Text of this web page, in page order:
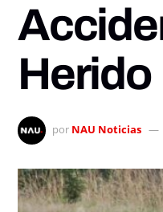
Herido
por NAU Noticias